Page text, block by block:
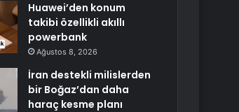
Huawei’den konum
takibi özellikli akıllı
powerbank
Ağustos 8, 2026
İran destekli milislerden
bir Boğaz’dan daha
haraç kesme planı